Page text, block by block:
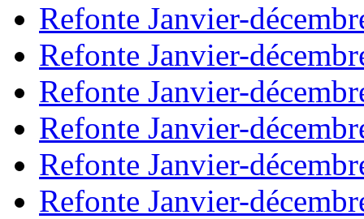
Refonte Janvier-
Refonte Janvier-
Refonte Janvier-
Refonte Janvier-
Refonte Janvier-
Refonte Janvier-